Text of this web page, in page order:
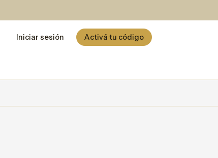
Iniciar sesión Activá tu código